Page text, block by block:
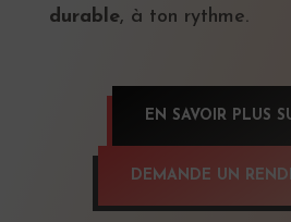
durable, à ton rythme.
EN SAVOIR PLUS
DEMANDE UN